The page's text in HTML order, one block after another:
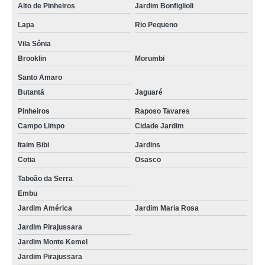
exame veterinário preço Jardim Bonfiglioli
exame citológico veterinário preço Santo Amaro
exame oftalmológico veterinário Butantã
quanto custa exame ortopédico veterinária Itaim Bibi
exame veterinário Taboão da Serra
exame de ultrassom veterinário valor Santo Amaro
onde encontro exame otológico veterinário Campo Limpo
exame ortopédico veterinária Cotia
exame otológico veterinário Portal do Morumbi
exame de sangue veterinário valor Itaim Bibi
Alto de Pinheiros Jardim Bonfiglioli
Lapa Rio Pequeno
Vila Sônia
Brooklin
Morumbi
Santo Amaro
Butantã
Jaguaré
Pinheiros
Raposo Tavares
Campo Limpo
Cidade Jardim
Itaim Bibi
Jardins
Cotia
Osasco
Taboão da Serra
Embu
Jardim América
Jardim Maria Rosa
Jardim Pirajussara
Jardim Monte Kemel
Jardim Pirajussara